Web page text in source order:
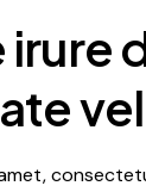
irure